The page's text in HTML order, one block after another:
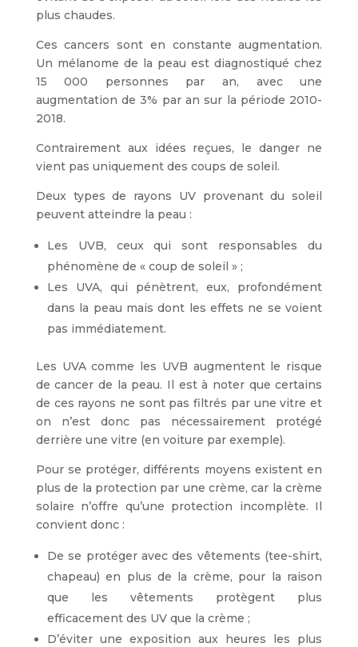
plus chaudes.
Ces cancers sont en constante augmentation.
Un mélanome de la peau est diagnostiqué chez
15 000 personnes par an, avec une
augmentation de 3% par an sur la période 2010-
2018.
Contrairement aux idées reçues, le danger ne
vient pas uniquement des coups de soleil.
Deux types de rayons UV provenant du soleil
peuvent atteindre la peau :
Les UVB, ceux qui sont responsables du
phénomène de « coup de soleil » ;
Les UVA, qui pénètrent, eux, profondément
dans la peau mais dont les effets ne se voient
pas immédiatement.
Les UVA comme les UVB augmentent le risque
de cancer de la peau. Il est à noter que certains
de ces rayons ne sont pas filtrés par une vitre et
on n’est donc pas nécessairement protégé
derrière une vitre (en voiture par exemple).
Pour se protéger, différents moyens existent en
plus de la protection par une crème, car la crème
solaire n’offre qu’une protection incomplète. Il
convient donc :
De se protéger avec des vêtements (tee-shirt,
chapeau) en plus de la crème, pour la raison
que les vêtements protègent plus
efficacement des UV que la crème ;
D’éviter une exposition aux heures les plus